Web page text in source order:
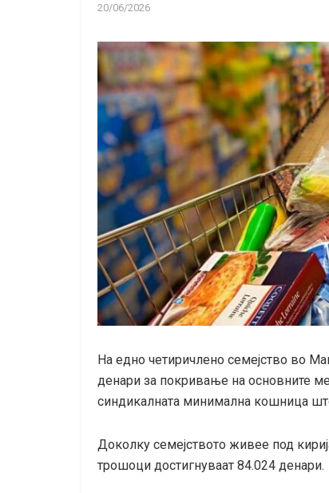
20/06/2026
На едно четиричлено семејство во
денари за покривање на основните
синдикалната минимална кошница што
Доколку семејството живее под
трошоци достигнуваат 84.024 денари.